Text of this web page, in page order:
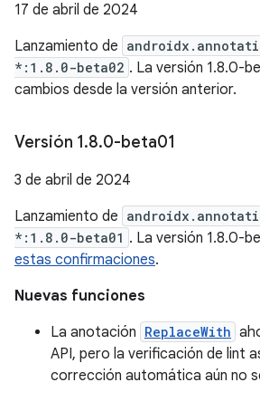
17 de abril de 2024
Lanzamiento de
*:1.8.0-beta02 . La versión 1.8.0-
cambios desde la versión anterior.
Versión 1.8.0-beta01
3 de abril de 2024
Lanzamiento de
*:1.8.0-beta01 . La versión 1.8.0-
estas confirmaciones.
Nuevas funciones
La anotación ReplaceWith
API, pero la verificación de lint
corrección automática aún no